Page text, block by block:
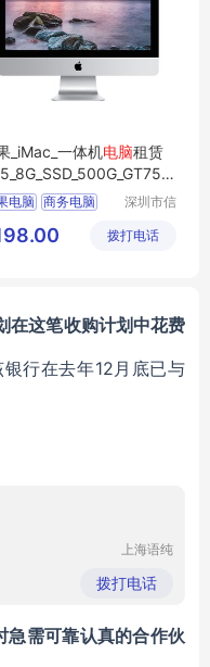
_iMac_一体机电脑租赁
I5_8G_SSD_500G_GT750_
寸）
电脑 商务电脑
电脑
深圳市信
技术有限
拨打电话
在这笔收购计划中花费
行在去年12月底已与
上海语纯
有限公司
拨打电话
需可靠认真的合作伙